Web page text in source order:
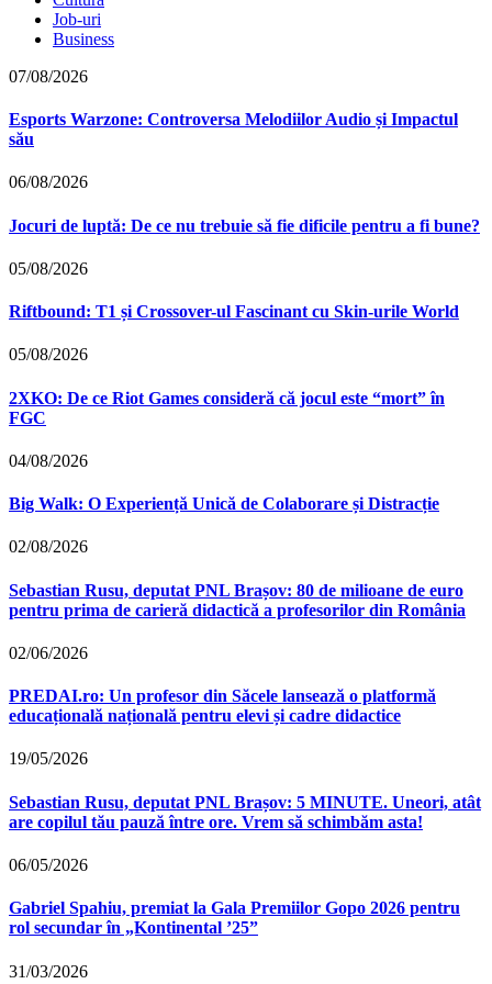
Job-uri
Business
07/08/2026
Esports Warzone: Controversa Melodiilor Audio și Impactul
său
06/08/2026
Jocuri de luptă: De ce nu trebuie să fie dificile pentru a fi bune?
05/08/2026
Riftbound: T1 și Crossover-ul Fascinant cu Skin-urile World
05/08/2026
2XKO: De ce Riot Games consideră că jocul este “mort” în
FGC
04/08/2026
Big Walk: O Experiență Unică de Colaborare și Distracție
02/08/2026
Sebastian Rusu, deputat PNL Brașov: 80 de milioane de euro
pentru prima de carieră didactică a profesorilor din România
02/06/2026
PREDAI.ro: Un profesor din Săcele lansează o platformă
educațională națională pentru elevi și cadre didactice
19/05/2026
Sebastian Rusu, deputat PNL Brașov: 5 MINUTE. Uneori, atât
are copilul tău pauză între ore. Vrem să schimbăm asta!
06/05/2026
Gabriel Spahiu, premiat la Gala Premiilor Gopo 2026 pentru
rol secundar în „Kontinental ’25”
31/03/2026